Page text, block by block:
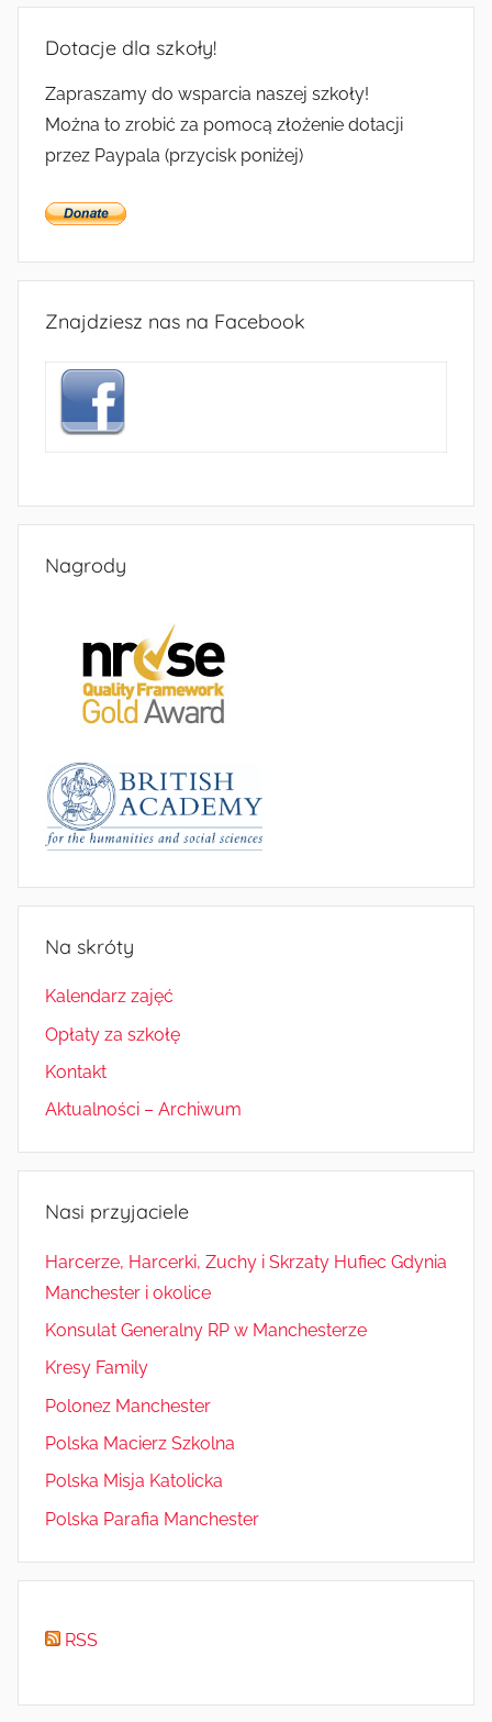
Dotacje dla szkoły!
Zapraszamy do wsparcia naszej szkoły!
Można to zrobić za pomocą złożenie dotacji
przez Paypala (przycisk poniżej)
Znajdziesz nas na Facebook
Nagrody
Na skróty
Kalendarz zajęć
Opłaty za szkołę
Kontakt
Aktualności – Archiwum
Nasi przyjaciele
Harcerze, Harcerki, Zuchy i Skrzaty Hufiec Gdynia
Manchester i okolice
Konsulat Generalny RP w Manchesterze
Kresy Family
Polonez Manchester
Polska Macierz Szkolna
Polska Misja Katolicka
Polska Parafia Manchester
RSS